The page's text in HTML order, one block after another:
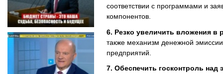
соответствии с программами и
компонентов.
6. Резко увеличить вложения в
также механизм денежной
предприятий.
7. Обеспечить госконтроль